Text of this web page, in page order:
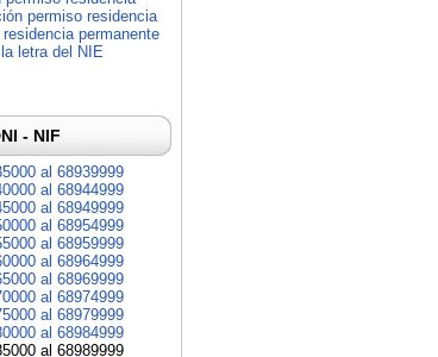
permiso residencia
residencia permanente
letra del NIE
- NIF
al 68939999
al 68944999
al 68949999
al 68954999
al 68959999
al 68964999
al 68969999
al 68974999
al 68979999
al 68984999
al 68989999